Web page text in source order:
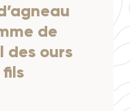
de
des ours